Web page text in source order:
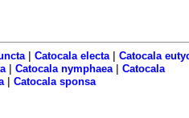
| Catocala electa| Catocala
| Catocala nymphaea| Catocala
| Catocala sponsa